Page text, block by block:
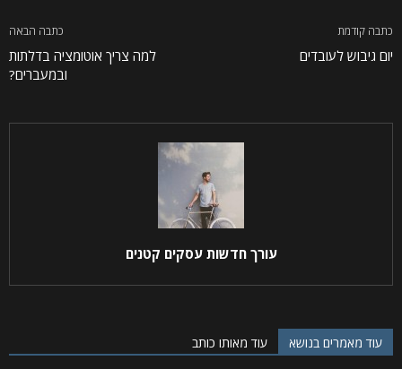
כתבה קודמת
יום גיבוש לעובדים
כתבה הבאה
למה צריך אוטומציה בדלתות
ובמעברים?
עורך חדשות עסקים קטנים
עוד מאמרים בנושא עוד מאותו כותב